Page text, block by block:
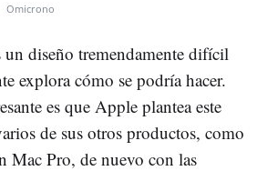
Omicrono
un diseño tremendamente difícil
explora cómo se podría hacer.
es que Apple plantea este
de sus otros productos, como
Mac Pro, de nuevo con las